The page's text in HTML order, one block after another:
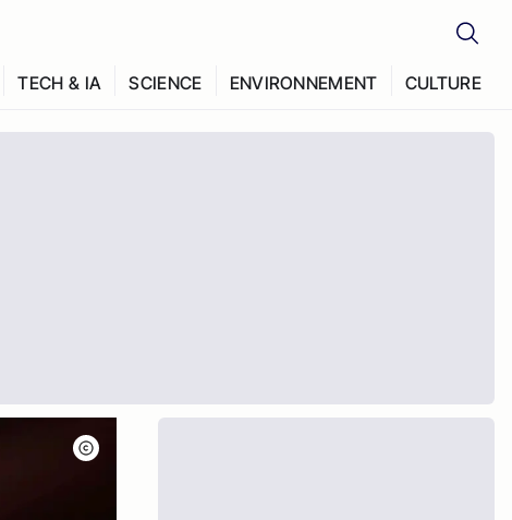
TECH & IA SCIENCE ENVIRONNEMENT CULTURE